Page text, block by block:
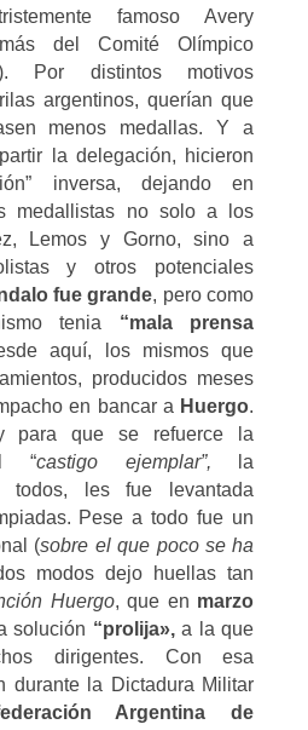
famoso Avery
del Comité Olímpico
Por distintos motivos
argentinos, querían que
menos medallas. Y a
la delegación, hicieron
inversa, dejando en
medallistas no solo a los
Lemos y Gorno, sino a
y otros potenciales
fue grande, pero como
tenia “mala prensa
aquí, los mismos que
producidos meses
en bancar a Huergo.
para que se refuerce la
“castigo ejemplar”, la
todos, les fue levantada
Pese a todo fue un
(sobre el que poco se ha
modos dejo huellas tan
Huergo, que en marzo
solución “prolija»,a la que
dirigentes. Con esa
durante la Dictadura Militar
Argentina de